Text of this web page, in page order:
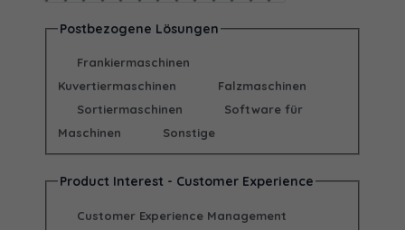
Postbezogene Lösungen
Frankiermaschinen
Kuvertiermaschinen
Falzmaschinen
Sortiermaschinen
Software für
Maschinen
Sonstige
Product Interest - Customer Experience
Customer Experience Management